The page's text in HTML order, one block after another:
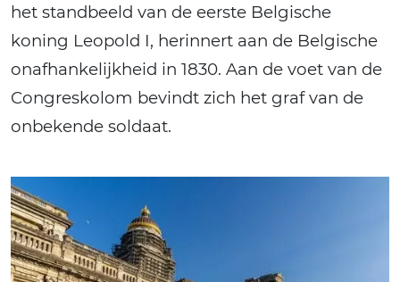
het standbeeld van de eerste Belgische
koning Leopold I, herinnert aan de Belgische
onafhankelijkheid in 1830. Aan de voet van de
Congreskolom bevindt zich het graf van de
onbekende soldaat.